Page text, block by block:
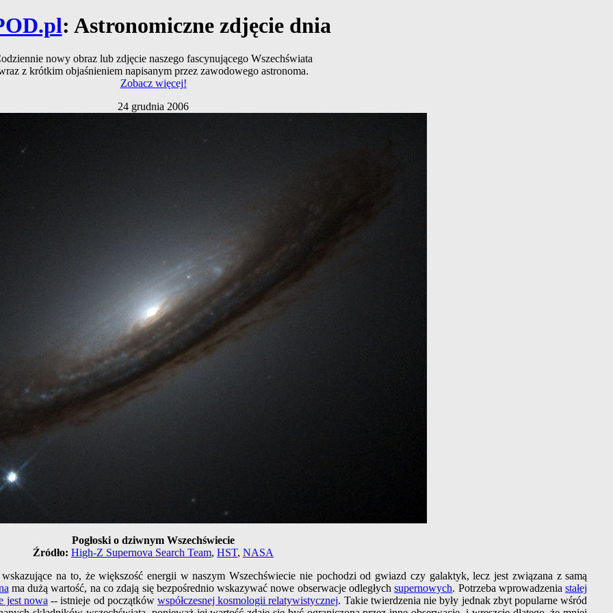
: Astronomiczne zdjęcie dnia
nowy obraz lub zdjęcie naszego fascynującego Wszechświata
z krótkim objaśnieniem napisanym przez zawodowego astronoma.
Zobacz więcej!
24 grudnia 2006
Pogłoski o dziwnym Wszechświecie
Źródło: High-Z Supernova Search Team, HST, NASA
na to, że większość energii w naszym Wszechświecie nie pochodzi od gwiazd czy galaktyk, lecz jest związana z samą
ma dużą wartość, na co zdają się bezpośrednio wskazywać nowe obserwacje odległychsupernowych. Potrzeba wprowadzeniastałej
jest nowa -- istnieje od początków współczesnej kosmologii relatywistycznej. Takie twierdzenia nie były jednak zbyt popularne wśród